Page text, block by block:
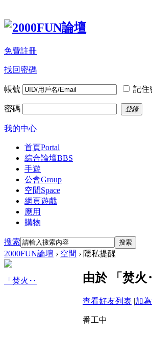
免費註冊
找回密碼
帳號 記住
密碼 登錄
我的中心
首頁Portal
綜合論壇BBS
手遊
公會Group
空間Space
網頁遊戲
應用
購物
搜索 搜索
2000FUN論壇 › 空間 › 隱私提醒
「焚火‥ 由於 「焚
查看好友列表 |加
番工中